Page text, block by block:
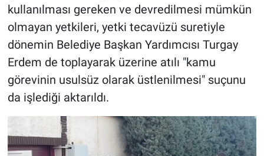
kullanılması gereken ve devredilmesi mümkün
olmayan yetkileri, yetki tecavüzü suretiyle
dönemin Belediye Başkan Yardımcısı Turgay
Erdem de toplayarak üzerine atılı "kamu
görevinin usulsüz olarak üstlenilmesi" suçunu
da işlediği aktarıldı.